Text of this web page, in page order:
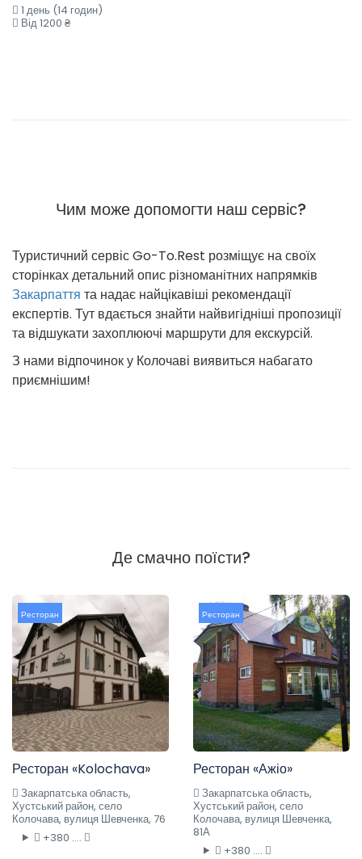
1 день (14 годин)
Від 1200 ₴
Чим може допомогти наш сервіс?
Туристичний сервіс Go-To.Rest розміщує на своїх
сторінках детальний опис різноманітних напрямків
Закарпаття та надає найцікавіші рекомендації
експертів. Тут вдається знайти найвигідніші пропозиції
та відшукати захоплюючі маршрути для екскурсій.
З нами відпочинок у Колочаві виявиться набагато
приємнішим!
Де смачно поїсти?
Ресторан
Ресторан «Kolochava»
Закарпатська область,
Хустський район, село
Колочава, вулиця Шевченка, 76
+380 ....
Ресторан
Ресторан «Ажіо»
Закарпатська область,
Хустський район, село
Колочава, вулиця Шевченка,
81А
+380 ....